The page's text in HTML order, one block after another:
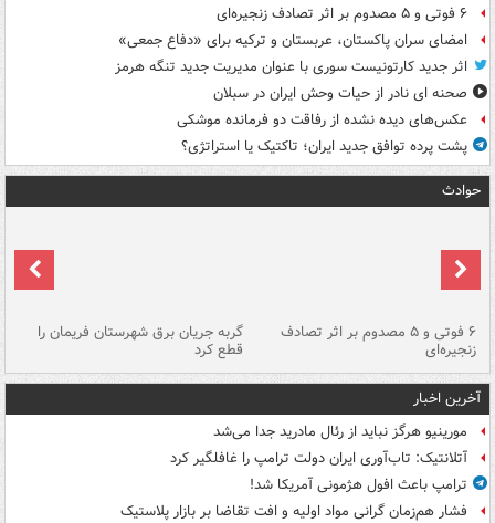
۶ فوتی و ۵ مصدوم بر اثر تصادف زنجیره‌ای
امضای سران پاکستان، عربستان و ترکیه برای «دفاع جمعی»
اثر جدید کارتونیست سوری با عنوان مدیریت جدید تنگه هرمز
صحنه ای نادر از حیات وحش ایران در سبلان
عکس‌های دیده نشده از رفاقت دو فرمانده‌ موشکی
پشت پرده توافق جدید ایران؛ تاکتیک یا استراتژی؟
حوادث
۶ فوتی و ۵ مصدوم بر اثر تصادف
زنجیره‌ای
گربه جریان برق شهرستان فریمان را
قطع کرد
آخرین اخبار
مورینیو هرگز نباید از رئال مادرید جدا می‌شد
آتلانتیک: تاب‌آوری ایران دولت ترامپ را غافلگیر کرد
ترامپ باعث افول هژمونی آمریکا شد!
فشار هم‌زمان گرانی مواد اولیه و افت تقاضا بر بازار پلاستیک